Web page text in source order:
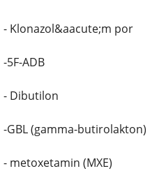
- Klonazol&aacute;m por
-5F-ADB
- Dibutilon
-GBL (gamma-butirolakton)
- metoxetamin (MXE)